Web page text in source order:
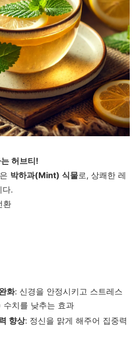
허브티!
박하과(Mint) 식물로, 상쾌한 레
다.
환
화: 신경을 안정시키고 스트레스
수치를 낮추는 효과
향상: 정신을 맑게 해주어 집중력